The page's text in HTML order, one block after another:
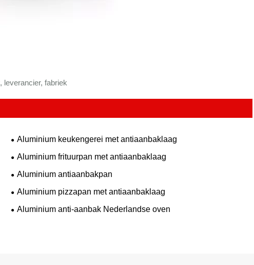
leverancier, fabriek
Aluminium keukengerei met antiaanbaklaag
Aluminium frituurpan met antiaanbaklaag
Aluminium antiaanbakpan
Aluminium pizzapan met antiaanbaklaag
Aluminium anti-aanbak Nederlandse oven